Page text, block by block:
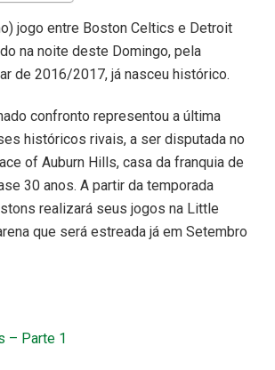
jogo entre Boston Celtics e Detroit
na noite deste Domingo, pela
de 2016/2017, já nasceu histórico.
confronto representou a última
históricos rivais, a ser disputada no
of Auburn Hills, casa da franquia de
30 anos. A partir da temporada
realizará seus jogos na Little
que será estreada já em Setembro
– Parte 1